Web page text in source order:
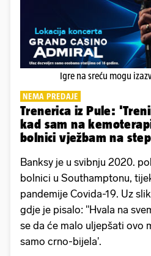
Igre na sreću mogu
NEMA PREDAJE
Trenerica iz Pule:
kad sam na
bolnici vježbam na
Banksy je u svibnju 2020.
bolnici u Southamptonu,
pandemije Covida-19. Uz
gdje je pisalo: ''Hvala na
se da će malo uljepšati ovo
samo crno-bijela'.